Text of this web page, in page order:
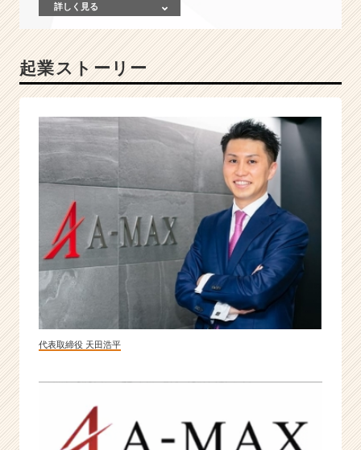
産
化
に
ッ
界
ク
リ
産
ベ
詳しく見る
起業ストーリー
代表取締役 天田浩平